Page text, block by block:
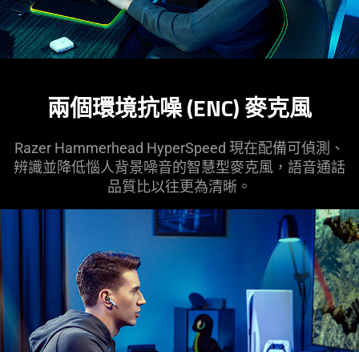
兩個環境抗噪 (ENC) 麥克風
Razer Hammerhead HyperSpeed 現在配備可偵測、
辨識並降低惱人背景噪音的智慧型麥克風，語音通話
品質比以往更為清晰。